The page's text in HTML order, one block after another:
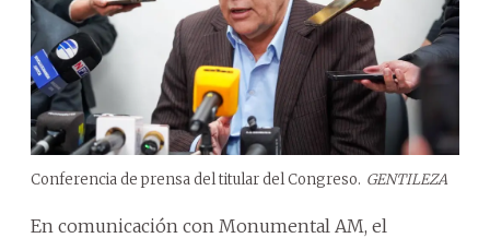
Conferencia de prensa del titular del Congreso. GENTILEZA
En comunicación con Monumental AM, el